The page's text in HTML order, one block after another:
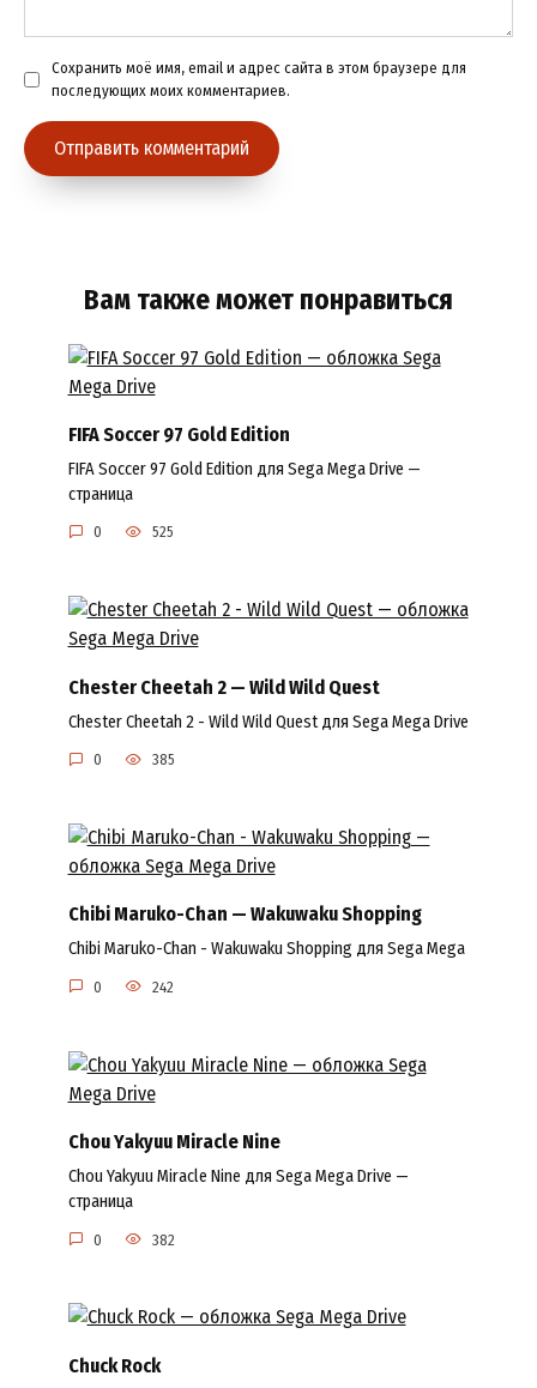
Сохранить моё имя, email и адрес сайта в этом браузере для
последующих моих комментариев.
Вам также может понравиться
FIFA Soccer 97 Gold Edition
FIFA Soccer 97 Gold Edition для Sega Mega Drive —
страница
0 525
Chester Cheetah 2 — Wild Wild Quest
Chester Cheetah 2 - Wild Wild Quest для Sega Mega Drive
0 385
Chibi Maruko-Chan — Wakuwaku Shopping
Chibi Maruko-Chan - Wakuwaku Shopping для Sega Mega
0 242
Chou Yakyuu Miracle Nine
Chou Yakyuu Miracle Nine для Sega Mega Drive —
страница
0 382
Chuck Rock